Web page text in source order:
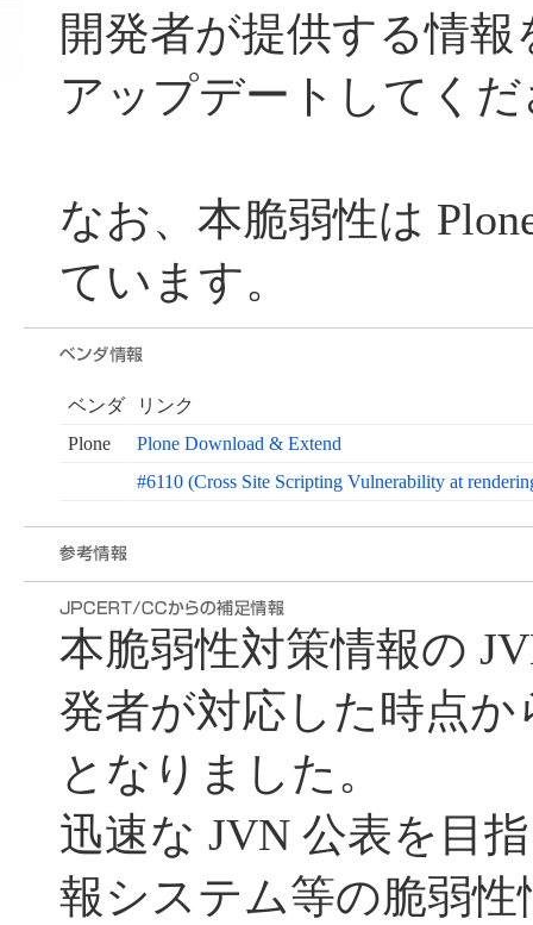
開発者が提供する情
アップデートしてく
なお、本脆弱性は
ています。
ベンダ
リンク
Plone
Plone Download & Extend
#6110 (Cross Site Scripting Vulnerability at
本脆弱性対策情報の
発者が対応した時点か
となりました。
迅速な JVN 公表を目
報システム等の脆弱